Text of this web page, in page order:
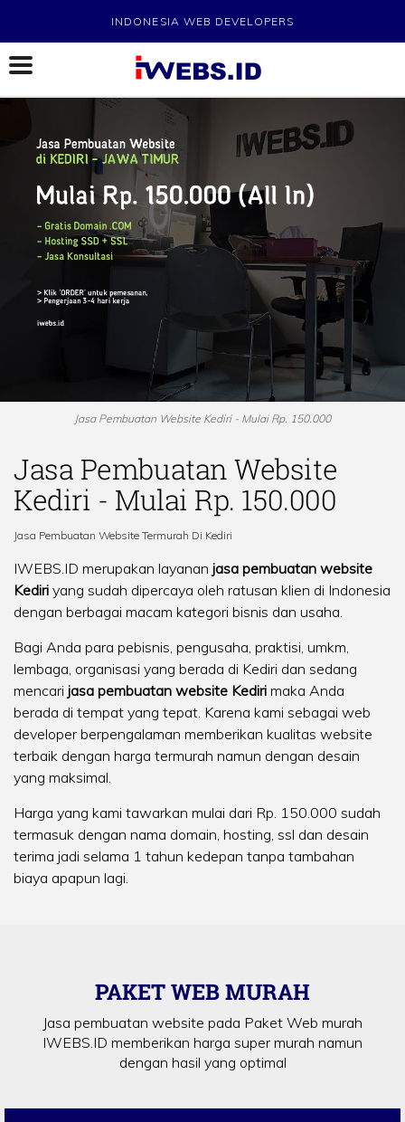
INDONESIA WEB DEVELOPERS
Jasa Pembuatan Website Kediri - Mulai Rp. 150.000
Jasa Pembuatan Website
Kediri - Mulai Rp. 150.000
Jasa Pembuatan Website Termurah Di Kediri
IWEBS.ID merupakan layanan jasa pembuatan website
Kediri yang sudah dipercaya oleh ratusan klien di Indonesia
dengan berbagai macam kategori bisnis dan usaha.
Bagi Anda para pebisnis, pengusaha, praktisi, umkm,
lembaga, organisasi yang berada di Kediri dan sedang
mencari jasa pembuatan website Kediri maka Anda
berada di tempat yang tepat. Karena kami sebagai web
developer berpengalaman memberikan kualitas website
terbaik dengan harga termurah namun dengan desain
yang maksimal.
Harga yang kami tawarkan mulai dari Rp. 150.000 sudah
termasuk dengan nama domain, hosting, ssl dan desain
terima jadi selama 1 tahun kedepan tanpa tambahan
biaya apapun lagi.
PAKET WEB MURAH
Jasa pembuatan website pada Paket Web murah
IWEBS.ID memberikan harga super murah namun
dengan hasil yang optimal